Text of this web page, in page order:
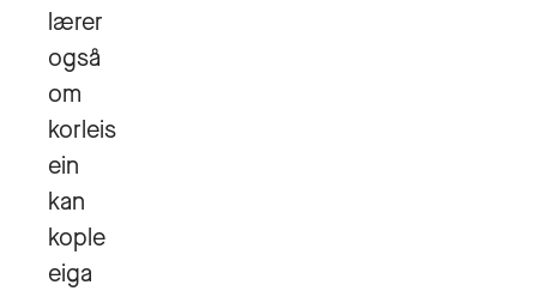
lærer
også
om
korleis
ein
kan
kople
eiga